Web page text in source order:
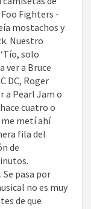
Fighters -
mostachos y
Nuestro
solo
ver a Bruce
DC, Roger
a Pearl Jam o
cuatro o
me metí ahí
fila del
de
Se pasa por
no es muy
de que